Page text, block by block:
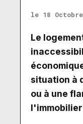
le 18
Le
situation à
ou à une
l'immobilier